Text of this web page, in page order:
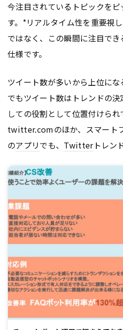
今注目されているトピックを
す。*リアルタイム性を重要視
ではなく、この瞬間に注目で
仕様です。
ツイート数が多いから上位に
でもツイート数はトレンドの
しての役割として位置付けら
twitter.comのほか、スマート
のアプリでも、 Twitterトレン